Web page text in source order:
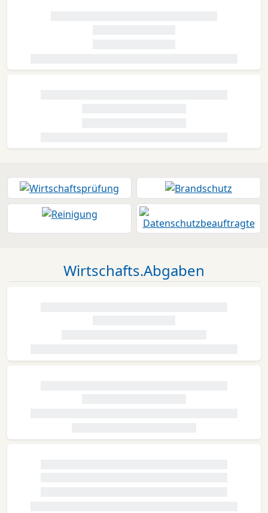
Wirtschafts.Abgaben